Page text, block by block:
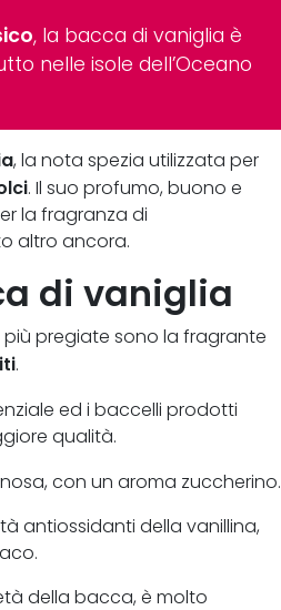
, la bacca di vaniglia è
nelle isole dell’Oceano
, la nota spezia utilizzata per
. Il suo profumo, buono e
la fragranza di
altro ancora.
di vaniglia
pregiate sono la fragrante
.
ed i baccelli prodotti
qualità.
con un aroma zuccherino.
antiossidanti della vanillina,
della bacca, è molto